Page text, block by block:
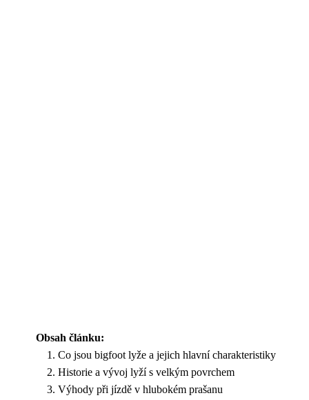
Obsah článku:
Co jsou bigfoot lyže a jejich hlavní charakteristiky
Historie a vývoj lyží s velkým povrchem
Výhody při jízdě v hlubokém prašanu